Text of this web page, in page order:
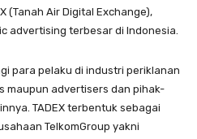
(Tanah Air Digital Exchange),
advertising terbesar di Indonesia.
para pelaku di industri periklanan
maupun advertisers dan pihak-
TADEX terbentuk sebagai
TelkomGroup yakni